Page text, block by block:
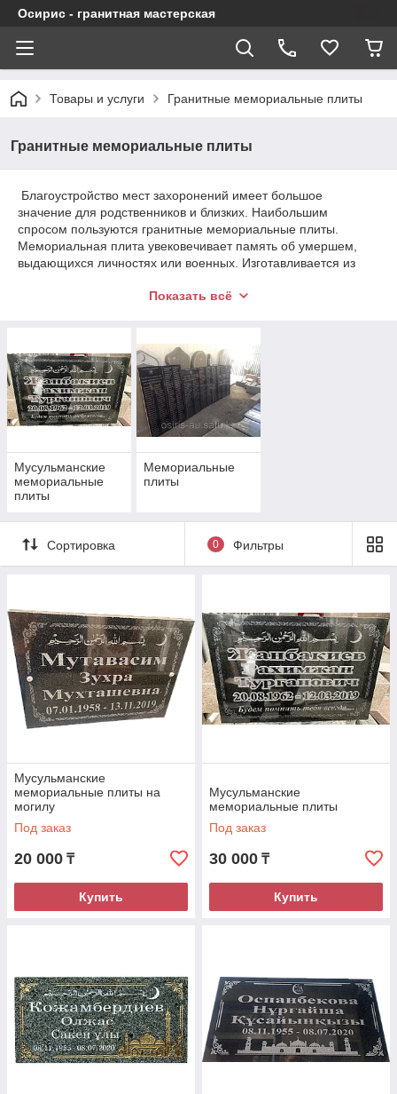
Осирис - гранитная мастерская
Товары и услуги Гранитные мемориальные плиты
Гранитные мемориальные плиты
Благоустройство мест захоронений имеет большое
значение для родственников и близких. Наибольшим
спросом пользуются гранитные мемориальные плиты.
Мемориальная плита увековечивает память об умершем,
выдающихся личностях или военных. Изготавливается из
оформление выполняется в виде основного текста, узора,
Показать всё
Мусульманские
мемориальные
плиты
Мемориальные
плиты
Сортировка 0 Фильтры
Мусульманские
мемориальные плиты на
могилу
Под заказ
20 000 ₸
Купить
Мусульманские
мемориальные плиты
Под заказ
30 000 ₸
Купить